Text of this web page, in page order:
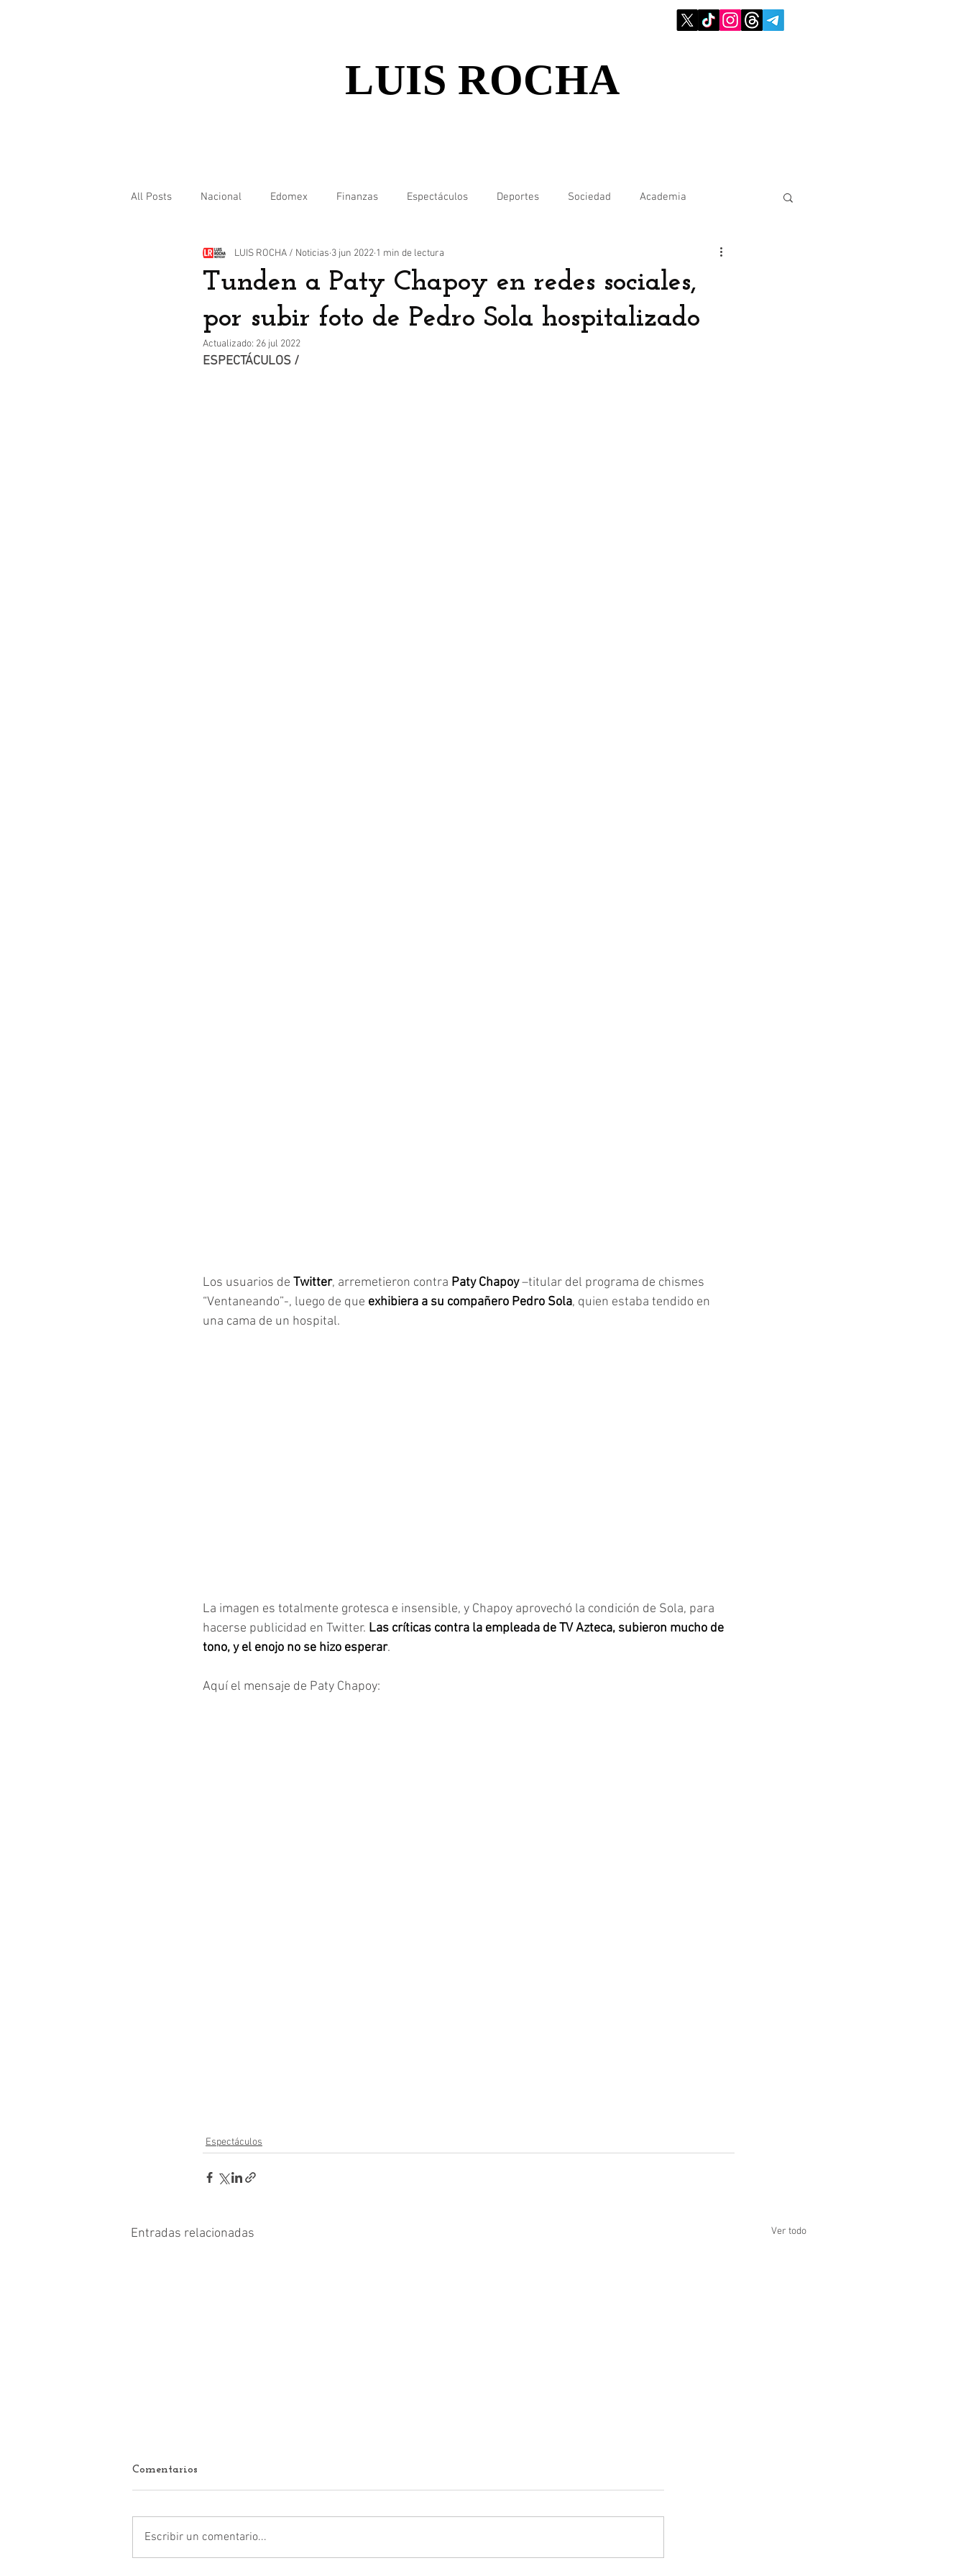
LUIS ROCHA
All Posts Nacional Edomex Finanzas Espectáculos Deportes Sociedad Academia
Internacional
Tunden a Paty Chapoy en redes sociales,
por subir foto de Pedro Sola hospitalizado
LUIS ROCHA / Noticias 3 jun 2022 1 min de lectura
Actualizado: 26 jul 2022
ESPECTÁCULOS /
Los usuarios de Twitter, arremetieron contra Paty Chapoy –titular del programa de chismes
“Ventaneando”-, luego de que exhibiera a su compañero Pedro Sola, quien estaba tendido en
una cama de un hospital.
La imagen es totalmente grotesca e insensible, y Chapoy aprovechó la condición de Sola, para
hacerse publicidad en Twitter. Las críticas contra la empleada de TV Azteca, subieron mucho de
tono, y el enojo no se hizo esperar.
Aquí el mensaje de Paty Chapoy:
Espectáculos
Entradas relacionadas Ver todo
Comentarios
Escribir un comentario...